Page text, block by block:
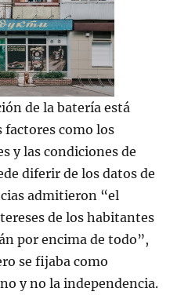
de la batería está
factores como los
y las condiciones de
diferir de los datos de
admitieron “el
de los habitantes
por encima de todo”,
se fijaba como
y no la independencia.